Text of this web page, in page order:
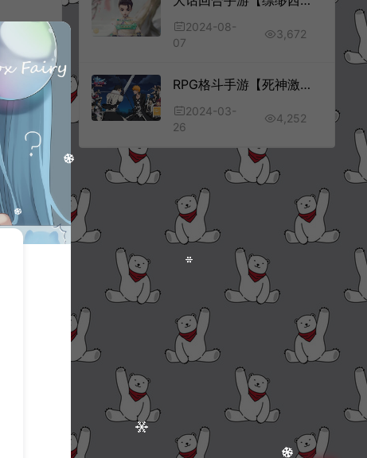
2024-08-
07
3,672
RPG格斗手游【死神激斗】服务端源码+客户端源码+开发文档
2024-03-
26
4,252